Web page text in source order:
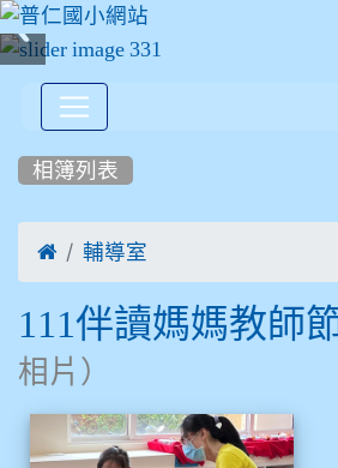
相簿列表
 輔導室
111伴讀媽媽教師
相片）
相簿列表 111